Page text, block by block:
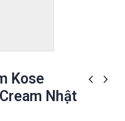
Kose
Nhật